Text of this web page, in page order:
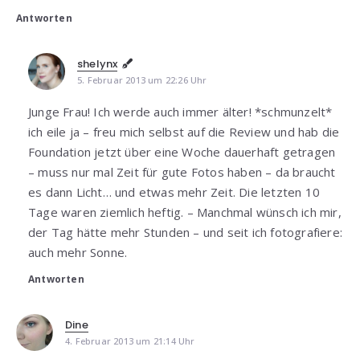
Antworten
shelynx
5. Februar 2013 um 22:26 Uhr
Junge Frau! Ich werde auch immer älter! *schmunzelt*
ich eile ja – freu mich selbst auf die Review und hab die
Foundation jetzt über eine Woche dauerhaft getragen
– muss nur mal Zeit für gute Fotos haben – da braucht
es dann Licht… und etwas mehr Zeit. Die letzten 10
Tage waren ziemlich heftig. – Manchmal wünsch ich mir,
der Tag hätte mehr Stunden – und seit ich fotografiere:
auch mehr Sonne.
Antworten
Dine
4. Februar 2013 um 21:14 Uhr